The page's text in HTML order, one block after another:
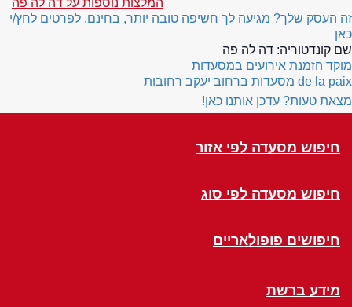
המלצות נוספות על דה לה פה
זה העסק שלך? מגיעה לך חשיפה טובה יותר, בחינם. לפרטים לחץ/י
כאן
שם קונדטוריה: דה לה פה
מוקד הזמנת אירועים במסעדות
de la paix מסעדות ברחוב יעקב רחובות
מצאת טעות? עדכן אותנו כאן!
חיפוש מסעדה לפי אזור
חיפוש מסעדה לפי סוג
חיפושים פופולאריים
מידע ברשת